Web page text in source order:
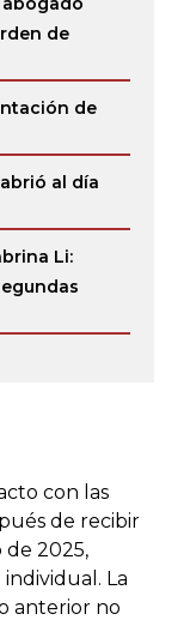
de
de
al día
Li:
con las
de recibir
2025,
La
anterior no